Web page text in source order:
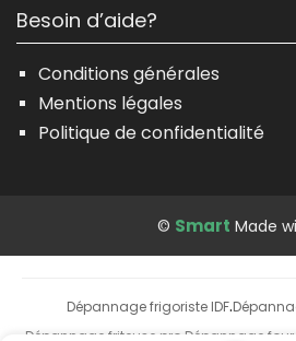
Besoin d’aide?
Conditions générales
Mentions légales
Politique de confidentialité
© Smart Made
Dépannage frigoriste IDF·
Dépannage friteuse pro Dépannage four